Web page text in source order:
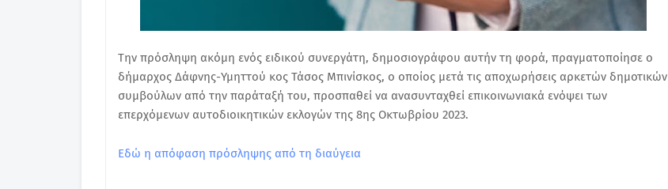
Την πρόσληψη ακόμη ενός ειδικού συνεργάτη, δημοσιογράφου αυτήν τη φορά, πραγματοποίησε ο
δήμαρχος Δάφνης-Υμηττού κος Τάσος Μπινίσκος, ο οποίος μετά τις αποχωρήσεις αρκετών δημοτικών
συμβούλων από την παράταξή του, προσπαθεί να ανασυνταχθεί επικοινωνιακά ενόψει των
επερχόμενων αυτοδιοικητικών εκλογών της 8ης Οκτωβρίου 2023.
Εδώ η απόφαση πρόσληψης από τη διαύγεια